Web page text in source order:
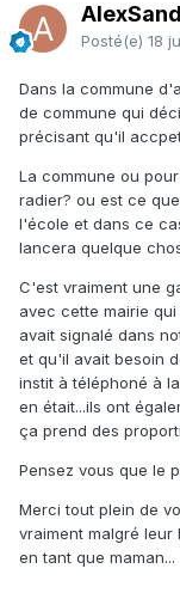
Posté(e) 18
Dans la commune
de commune qui
précisant qu'il
La commune ou
radier? ou est ce
l'école et dans ce
lancera quelque
C'est vraiment une
avec cette mairie
avait signalé dans
et qu'il avait besoin
instit à téléphoné à
en était...ils ont
ça prend des
Pensez vous que le
Merci tout plein de
vraiment malgré
en tant que maman...